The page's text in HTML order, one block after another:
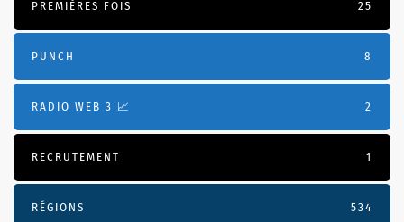
PREMIÈRES FOIS 25
PUNCH 8
RADIO WEB 3 📈 2
RECRUTEMENT 1
RÉGIONS 534